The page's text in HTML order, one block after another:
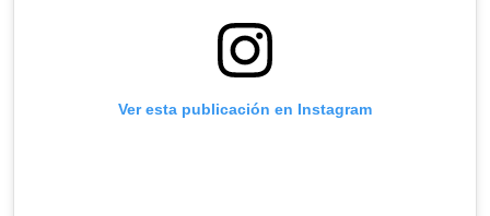
Ver esta publicación en Instagram